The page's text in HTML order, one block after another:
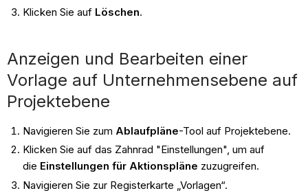
Klicken Sie auf Löschen.
Anzeigen und Bearbeiten einer
Vorlage auf Unternehmensebene auf
Projektebene
Navigieren Sie zum Ablaufpläne-Tool auf Projektebene.
Klicken Sie auf das Zahnrad "Einstellungen", um auf
die Einstellungen für Aktionspläne zuzugreifen.
Navigieren Sie zur Registerkarte „Vorlagen“.